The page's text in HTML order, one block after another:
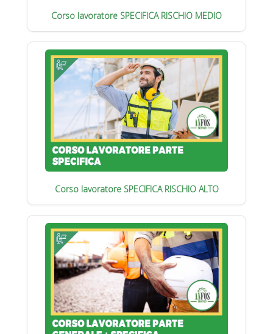
Corso lavoratore SPECIFICA RISCHIO MEDIO
Corso lavoratore SPECIFICA RISCHIO ALTO